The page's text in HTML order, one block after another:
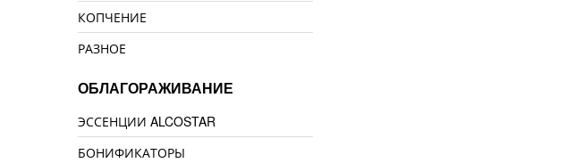
КОПЧЕНИЕ
РАЗНОЕ
ОБЛАГОРАЖИВАНИЕ
ЭССЕНЦИИ ALCOSTAR
БОНИФИКАТОРЫ